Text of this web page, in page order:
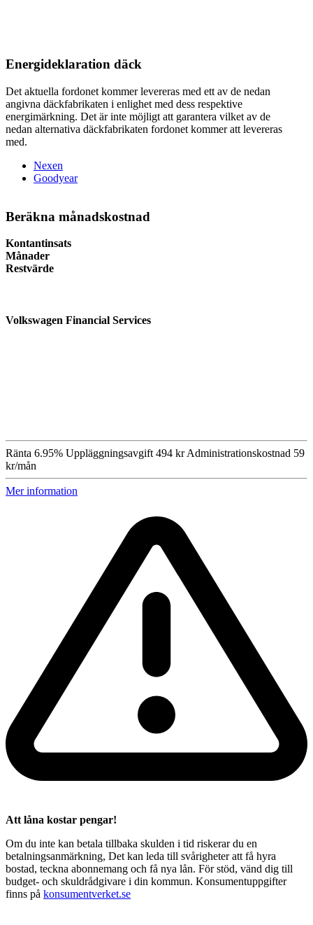
Energideklaration däck
Det aktuella fordonet kommer levereras med ett av de nedan
angivna däckfabrikaten i enlighet med dess respektive
energimärkning. Det är inte möjligt att garantera vilket av de
nedan alternativa däckfabrikaten fordonet kommer att levereras
med.
Nexen
Goodyear
Beräkna månadskostnad
Kontantinsats
Månader
Restvärde
Volkswagen Financial Services
Ränta 6.95% Uppläggningsavgift 494 krAdministrationskostnad 59
kr/mån
Mer information
Att låna kostar pengar!
Om du inte kan betala tillbaka skulden i tid riskerar du en
betalningsanmärkning, Det kan leda till svårigheter att få hyra
bostad, teckna abonnemang och få nya lån. För stöd, vänd dig till
budget- och skuldrådgivare i din kommun. Konsumentuppgifter
finns på konsumentverket.se